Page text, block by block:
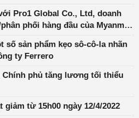
Pro1 Global Co., Ltd, doanh
phối hàng đầu của Myanmar
số sản phẩm kẹo sô-cô-la nhãn
ty Ferrero
Chính phủ tăng lương tối thiểu
giảm từ 15h00 ngày 12/4/2022